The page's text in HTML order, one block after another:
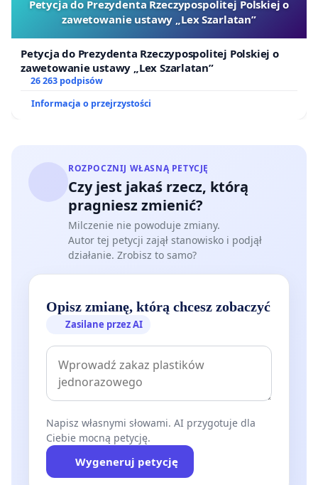
Petycja do Prezydenta Rzeczypospolitej Polskiej o
zawetowanie ustawy „Lex Szarlatan”
Petycja do Prezydenta Rzeczypospolitej Polskiej o
zawetowanie ustawy „Lex Szarlatan”
26 263 podpisów
Informacja o przejrzystości
ROZPOCZNIJ WŁASNĄ PETYCJĘ
Czy jest jakaś rzecz, którą
pragniesz zmienić?
Milczenie nie powoduje zmiany.
Autor tej petycji zajął stanowisko i podjął
działanie. Zrobisz to samo?
Opisz zmianę, którą chcesz zobaczyć
Zasilane przez AI
Napisz własnymi słowami. AI przygotuje dla
Ciebie mocną petycję.
Wygeneruj petycję